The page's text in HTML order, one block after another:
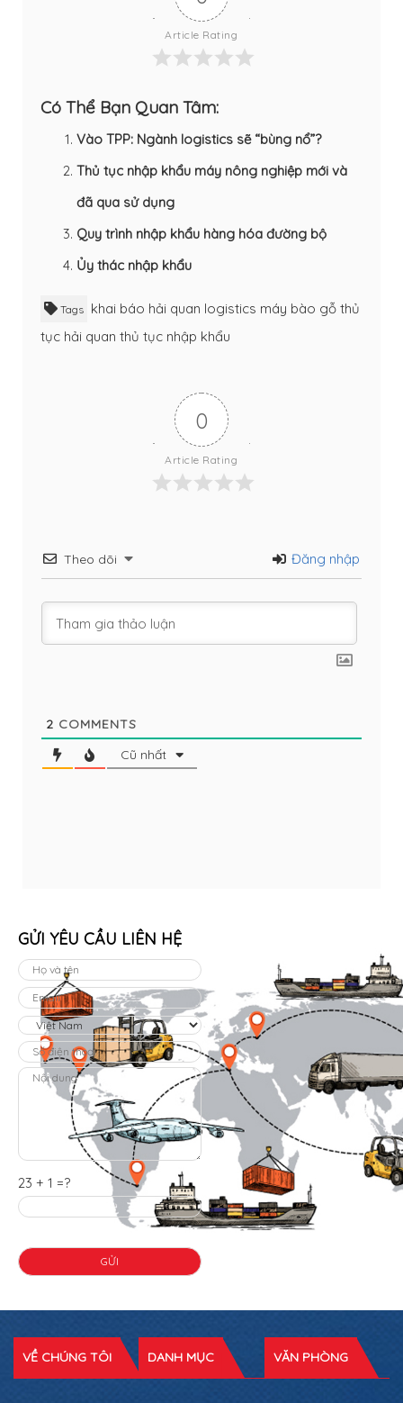
Article Rating
Có Thể Bạn Quan Tâm:
Vào TPP: Ngành logistics sẽ “bùng nổ”?
Thủ tục nhập khẩu máy nông nghiệp mới và
đã qua sử dụng
Quy trình nhập khẩu hàng hóa đường bộ
Ủy thác nhập khẩu
Tags khai báo hải quan logistics máy bào gỗ thủ
tục hải quan thủ tục nhập khẩu
0
Article Rating
Theo dõi Đăng nhập
2 COMMENTS
Cũ nhất
GỬI YÊU CẦU LIÊN HỆ
23 + 1 =?
VỀ CHÚNG TÔI DANH MỤC VĂN PHÒNG